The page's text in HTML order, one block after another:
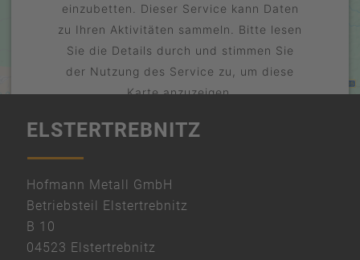
einzubetten. Dieser Service kann Daten
zu Ihren Aktivitäten sammeln. Bitte lesen
Sie die Details durch und stimmen Sie
der Nutzung des Service zu, um diese
Karte anzuzeigen.
Mehr Informationen
Usercentrics Consent Management
Platform
eRecht24
ELSTERTREBNITZ
Hofmann Metall GmbH
Betriebsteil Elstertrebnitz
B 10
04523 Elstertrebnitz